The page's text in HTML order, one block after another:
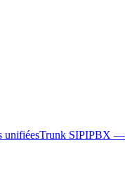
unifiéesTrunk SIPIPBX —